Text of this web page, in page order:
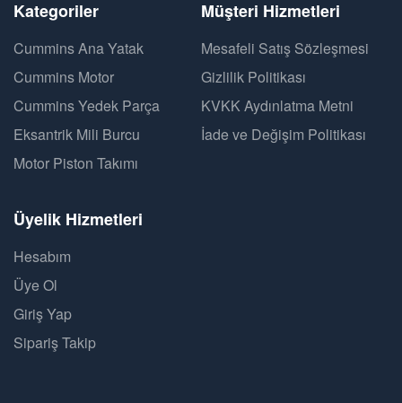
Kategoriler
Cummins Ana Yatak
Cummins Motor
Cummins Yedek Parça
Eksantrik Mili Burcu
Motor Piston Takımı
Müşteri Hizmetleri
Mesafeli Satış Sözleşmesi
Gizlilik Politikası
KVKK Aydınlatma Metni
İade ve Değişim Politikası
Üyelik Hizmetleri
Hesabım
Üye Ol
Giriş Yap
Sipariş Takip